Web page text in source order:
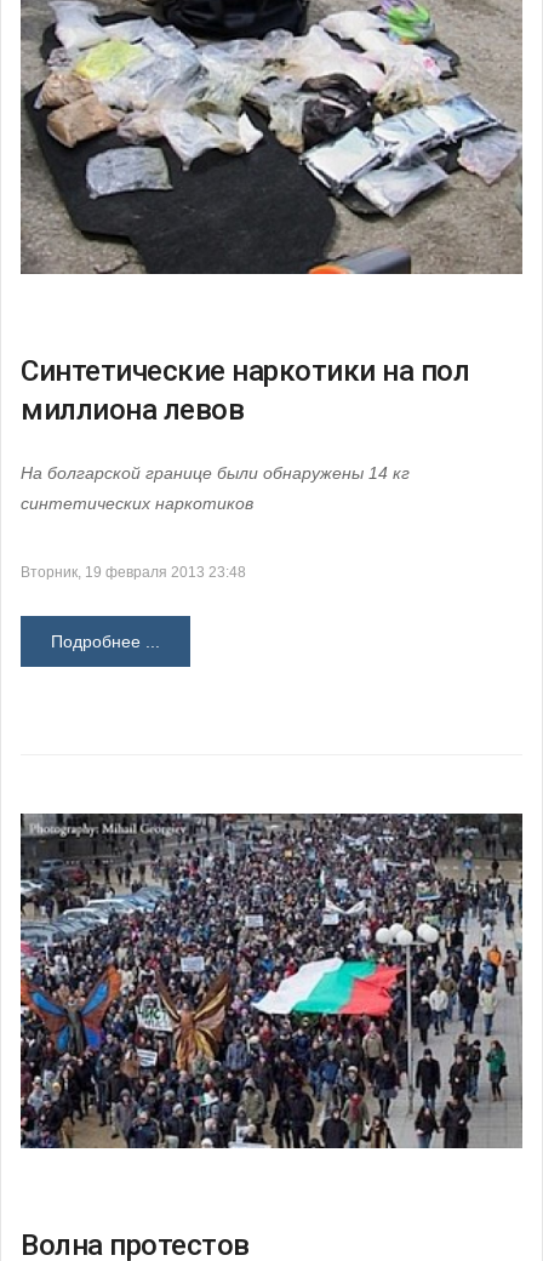
Синтетические наркотики на пол
миллиона левов
На болгарской границе были обнаружены 14 кг
синтетических наркотиков
Вторник, 19 февраля 2013 23:48
Подробнее ...
Волна протестов